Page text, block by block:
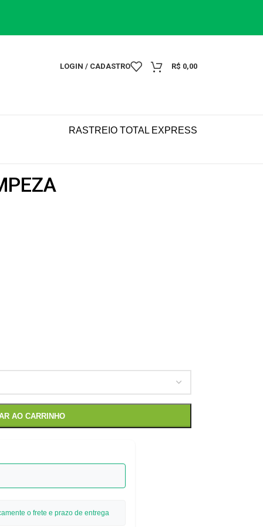
LOGIN / CADASTRO R$ 0,00
RASTREIO TOTAL EXPRESS
AO CARRINHO
o frete e prazo de entrega